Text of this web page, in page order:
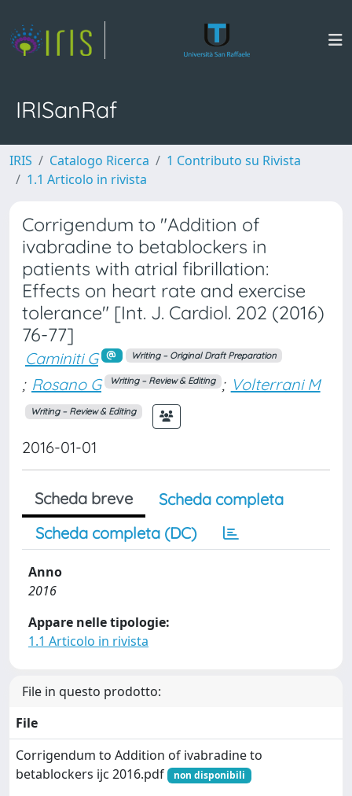
IRISanRaf
IRIS Catalogo Ricerca
1 Contributo su Rivista
1.1 Articolo in rivista
Corrigendum to "Addition of
ivabradine to betablockers in
patients with atrial fibrillation:
Effects on heart rate and exercise
tolerance" [Int. J. Cardiol. 202 (2016)
76-77]
Caminiti G Writing – Original Draft Preparation
; Rosano G Writing – Review & Editing ; Volterrani M
Writing – Review & Editing
2016-01-01
Scheda breve
Scheda completa
Scheda completa (DC)
Anno
2016
Appare nelle tipologie:
1.1 Articolo in rivista
File in questo prodotto:
File
Corrigendum to Addition of ivabradine to
betablockers ijc 2016.pdf
non disponibili